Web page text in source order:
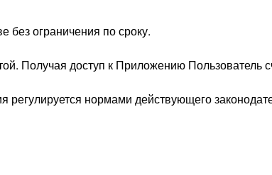
без ограничения по сроку.
Получая доступ к Приложению
нормами действующего